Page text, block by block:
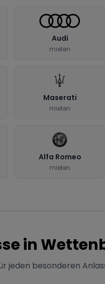
Audi
mieten
Maserati
mieten
Alfa Romeo
mieten
in
jeden besonderen